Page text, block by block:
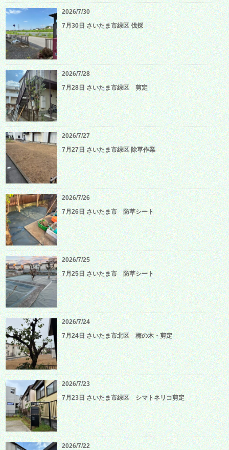
2026/7/30
7月30日 さいたま市緑区 伐採
2026/7/28
7月28日 さいたま市緑区 剪定
2026/7/27
7月27日 さいたま市緑区 除草作業
2026/7/26
7月26日 さいたま市 防草シート
2026/7/25
7月25日 さいたま市 防草シート
2026/7/24
7月24日 さいたま市北区 梅の木・剪定
2026/7/23
7月23日 さいたま市緑区 シマトネリコ剪定
2026/7/22